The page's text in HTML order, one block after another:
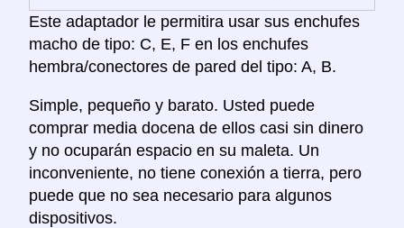
Este adaptador le permitira usar sus enchufes
macho de tipo: C, E, F en los enchufes
hembra/conectores de pared del tipo: A, B.
Simple, pequeño y barato. Usted puede
comprar media docena de ellos casi sin dinero
y no ocuparán espacio en su maleta. Un
inconveniente, no tiene conexión a tierra, pero
puede que no sea necesario para algunos
dispositivos.